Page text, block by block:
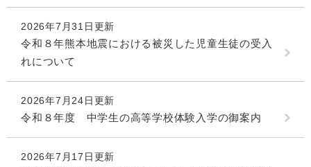
2026年7月31日更新
令和８年熊本地震における被災した児童生徒の受入
れについて
2026年7月24日更新
令和８年度 中学生の高等学校体験入学の御案内
2026年7月17日更新